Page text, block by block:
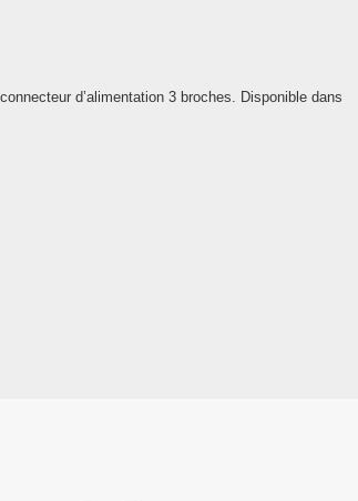
d’alimentation 3 broches. Disponible dans